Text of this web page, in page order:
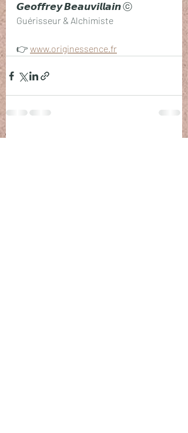
𝙂𝙚𝙤𝙛𝙛𝙧𝙚𝙮 𝘽𝙚𝙖𝙪𝙫𝙞𝙡𝙡𝙖𝙞𝙣 ⓒ
Guérisseur & Alchimiste
👉 www.originessence.fr